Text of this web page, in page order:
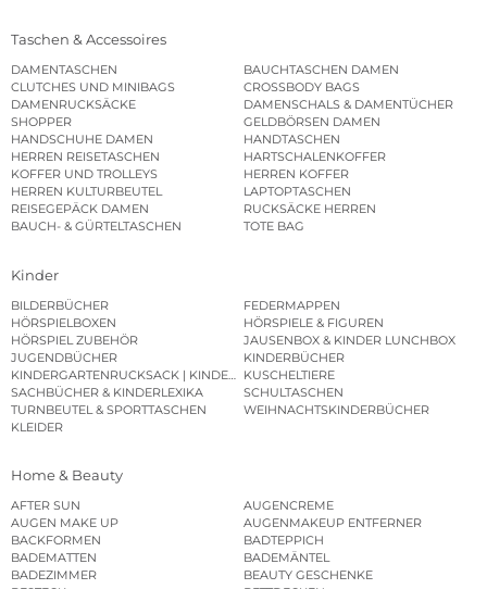
Taschen & Accessoires
DAMENTASCHEN
BAUCHTASCHEN DAMEN
CLUTCHES UND MINIBAGS
CROSSBODY BAGS
DAMENRUCKSÄCKE
DAMENSCHALS & DAMENTÜCHER
SHOPPER
GELDBÖRSEN DAMEN
HANDSCHUHE DAMEN
HANDTASCHEN
HERREN REISETASCHEN
HARTSCHALENKOFFER
KOFFER UND TROLLEYS
HERREN KOFFER
HERREN KULTURBEUTEL
LAPTOPTASCHEN
REISEGEPÄCK DAMEN
RUCKSÄCKE HERREN
BAUCH- & GÜRTELTASCHEN
TOTE BAG
Kinder
BILDERBÜCHER
FEDERMAPPEN
HÖRSPIELBOXEN
HÖRSPIELE & FIGUREN
HÖRSPIEL ZUBEHÖR
JAUSENBOX & KINDER LUNCHBOX
JUGENDBÜCHER
KINDERBÜCHER
KINDERGARTENRUCKSACK | KINDERGARTENBEUTEL
KUSCHELTIERE
SACHBÜCHER & KINDERLEXIKA
SCHULTASCHEN
TURNBEUTEL & SPORTTASCHEN
WEIHNACHTSKINDERBÜCHER
KLEIDER
Home & Beauty
AFTER SUN
AUGENCREME
AUGEN MAKE UP
AUGENMAKEUP ENTFERNER
BACKFORMEN
BADTEPPICH
BADEMATTEN
BADEMÄNTEL
BADEZIMMER
BEAUTY GESCHENKE